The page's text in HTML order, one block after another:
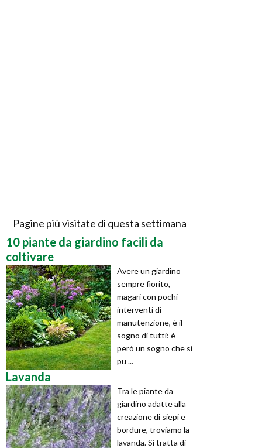
Pagine più visitate di questa settimana
10 piante da giardino facili da
coltivare
Avere un giardino
sempre fiorito,
magari con pochi
interventi di
manutenzione, è il
sogno di tutti: è
però un sogno che si
pu ...
Lavanda
Tra le piante da
giardino adatte alla
creazione di siepi e
bordure, troviamo la
lavanda. Si tratta di